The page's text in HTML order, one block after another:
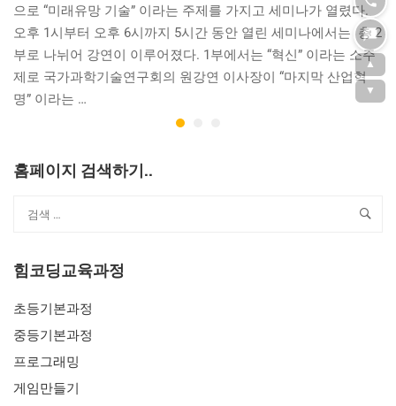
으로 “미래유망 기술” 이라는 주제를 가지고 세미나가 열렸다.
오후 1시부터 오후 6시까지 5시간 동안 열린 세미나에서는 총 2
부로 나뉘어 강연이 이루어졌다. 1부에서는 “혁신” 이라는 소주
제로 국가과학기술연구회의 원강연 이사장이 “마지막 산업혁
명” 이라는 …
홈페이지 검색하기..
힘코딩교육과정
초등기본과정
중등기본과정
프로그래밍
게임만들기
▲
▼